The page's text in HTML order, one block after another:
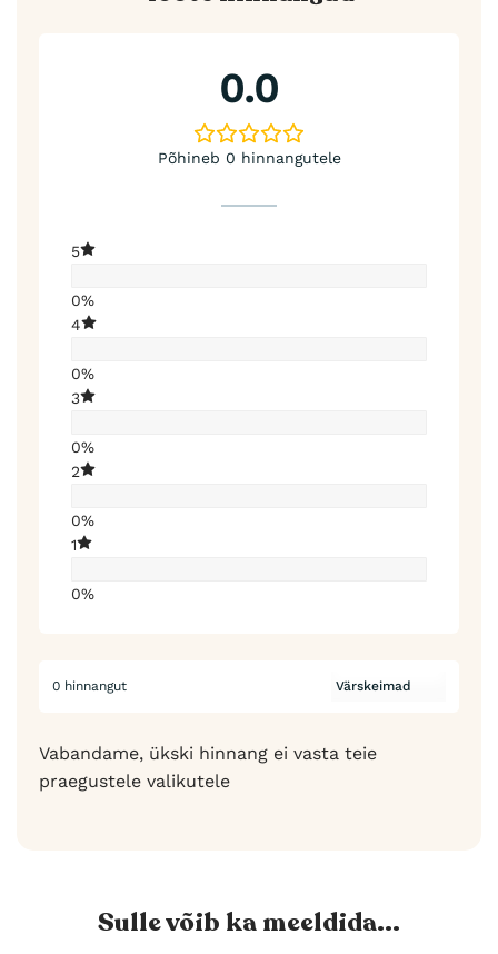
0.0
Põhineb 0 hinnangutele
5
0%
4
0%
3
0%
2
0%
1
0%
0 hinnangut
Vabandame, ükski hinnang ei vasta teie
praegustele valikutele
Sulle võib ka meeldida...